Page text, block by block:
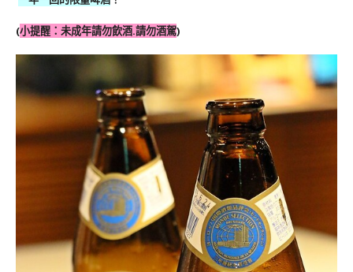
(小提醒：未成年請勿飲酒.請勿酒駕)